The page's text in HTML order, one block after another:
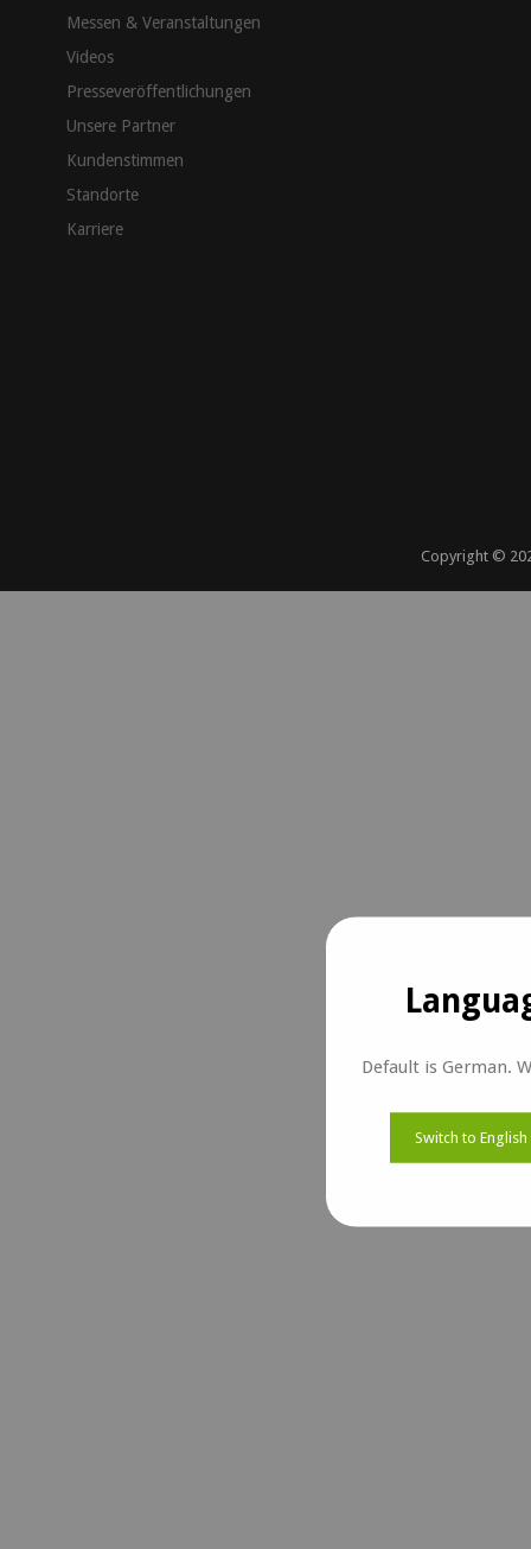
Messen & Veranstaltungen
Videos
Presseveröffentlichungen
Unsere Partner
Kundenstimmen
Standorte
Karriere
Copyright ©
Default is German.
Switch to English